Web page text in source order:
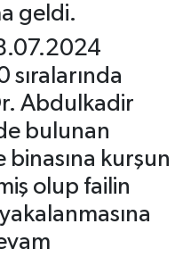
geldi.
Abdulkadir
bulunan
binasına kurşun
olup failin